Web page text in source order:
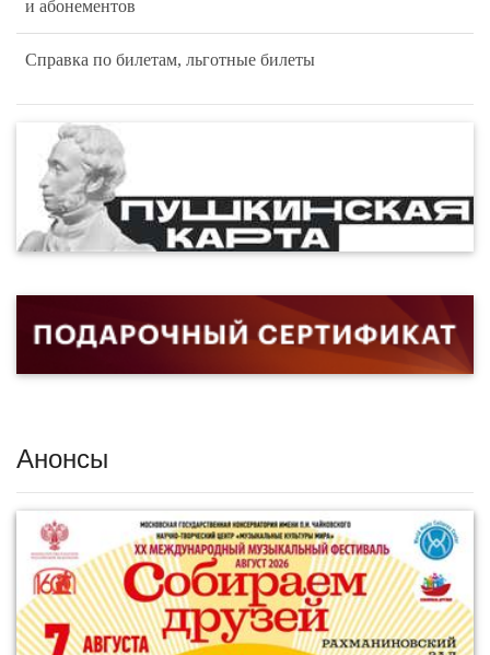
и абонементов
Справка по билетам, льготные билеты
Анонсы